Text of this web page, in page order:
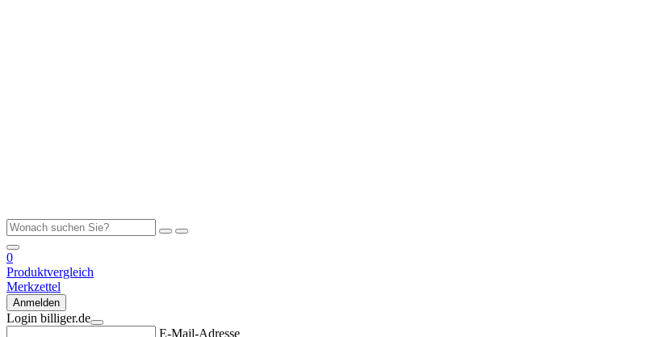
0
Produktvergleich
Merkzettel
Anmelden
Login billiger.de
E-Mail-Adresse